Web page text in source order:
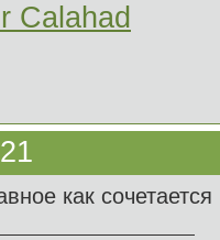
Calahad
как